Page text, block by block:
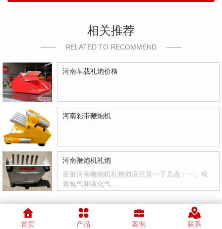
相关推荐
RELATED TO RECOMMEND
河南车载礼炮价格
河南彩带鞭炮机
河南鞭炮机礼炮
发射河南鞭炮机礼炮前应注意一下几点：一、检
查氧气和液化气…
首页 产品 案例 联系